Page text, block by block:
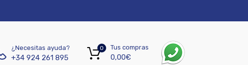
¿Necesitas ayuda?
+34 924 261 895
Tus compras
0,00€
0